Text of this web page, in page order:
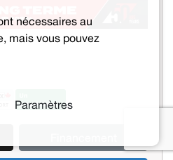
nécessaires au
mais vous pouvez
Paramètres